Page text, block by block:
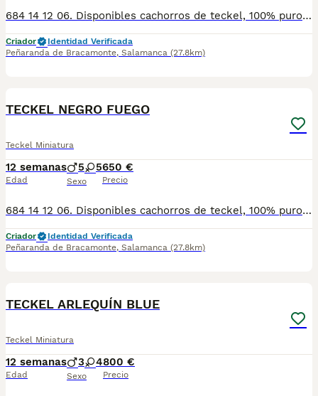
684 14 12 06. Disponibles cachorros de teckel, 100% puros, con su certificado de pureza. Cachorros nacionales, criados en ambiente familiar, con mas de 15 años de experiencia. Calidad excelente, muy buen carácter y una perfecta morfología. Se entregan vacunados, desparasitados, con cartilla sanitaria, chip, pasaporte, contrato de compraventa y garantías víricas y congénitas por escrito. No busques más, ponte en contacto con nosotros a través de WhatsApp o llamadas en el 684 14 12 06 o encuéntranos en Instagram en @mascotas_ops
Criador
Identidad Verificada
Peñaranda de Bracamonte, Salamanca (27.8km)
TECKEL NEGRO FUEGO
Teckel Miniatura
12 semanas
Edad
5 5
Sexo
650 €
Precio
684 14 12 06. Disponibles cachorros de teckel, 100% puros, con su certificado de pureza. Cachorros nacionales, criados en ambiente familiar, con mas de 15 años de experiencia. Calidad excelente, muy buen carácter y una perfecta morfología. Se entregan vacunados, desparasitados, con cartilla sanitaria, chip, pasaporte, contrato de compraventa y garantías víricas y congénitas por escrito. No busques más, ponte en contacto con nosotros a través de WhatsApp o llamadas en el 684 14 12 06 o encuéntranos en Instagram en @mascotas_ops
Criador
Identidad Verificada
Peñaranda de Bracamonte, Salamanca (27.8km)
TECKEL ARLEQUÍN BLUE
Teckel Miniatura
12 semanas
Edad
3 4
Sexo
800 €
Precio